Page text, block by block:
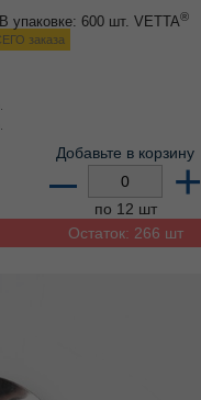
В упаковке: 600 шт. VETTA®
заказа
Добавьте в корзину
– +
по 12 шт
Остаток: 266 шт